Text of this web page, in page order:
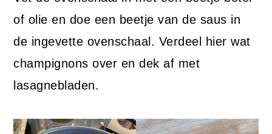
of olie en doe een beetje van de saus in
de ingevette ovenschaal. Verdeel hier wat
champignons over en dek af met
lasagnebladen.